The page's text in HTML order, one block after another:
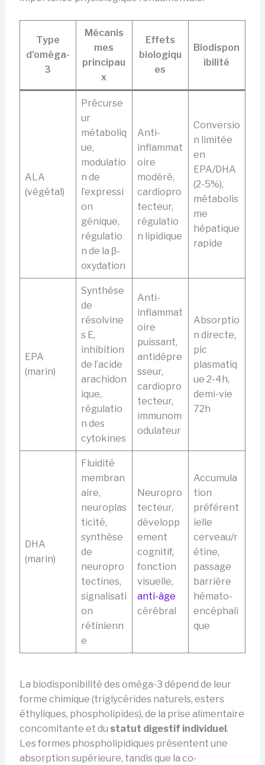
Type
d’oméga-
3
Mécanis
mes
principau
x
Effets
biologiqu
es
Biodispon
ibilité
ALA
(végétal)
Précurse
ur
métaboliq
ue,
modulatio
n de
l’expressi
on
génique,
régulatio
n de la β-
oxydation
Anti-
inflammat
oire
modéré,
cardiopro
tecteur,
régulatio
n lipidique
Conversio
n limitée
en
EPA/DHA
(2-5%),
métabolis
me
hépatique
rapide
EPA
(marin)
Synthèse
de
résolvine
s E,
inhibition
de l’acide
arachidon
ique,
régulatio
n des
cytokines
Anti-
inflammat
oire
puissant,
antidépre
sseur,
cardiopro
tecteur,
immunom
odulateur
Absorptio
n directe,
pic
plasmatiq
ue 2-4h,
demi-vie
72h
DHA
(marin)
Fluidité
membran
aire,
neuroplas
ticité,
synthèse
de
neuropro
tectines,
signalisati
on
rétinienn
e
Neuropro
tecteur,
développ
ement
cognitif,
fonction
visuelle,
anti-âge
cérébral
Accumula
tion
préférent
ielle
cerveau/r
étine,
passage
barrière
hémato-
encéphali
que
La biodisponibilité des oméga-3 dépend de leur
forme chimique (triglycérides naturels, esters
éthyliques, phospholipides), de la prise alimentaire
concomitante et du statut digestif individuel .
Les formes phospholipidiques présentent une
absorption supérieure, tandis que la co-